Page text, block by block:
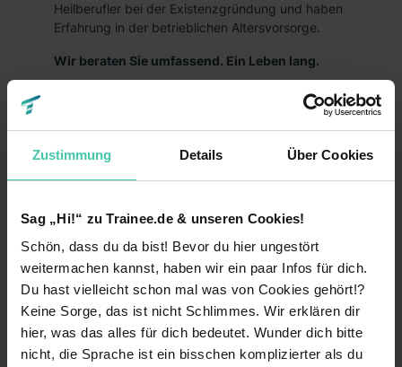
Zustimmung Details Über Cookies
Sag „Hi!“ zu Trainee.de & unseren Cookies!
Schön, dass du da bist! Bevor du hier ungestört
weitermachen kannst, haben wir ein paar Infos für dich.
Du hast vielleicht schon mal was von Cookies gehört!?
Keine Sorge, das ist nicht Schlimmes. Wir erklären dir
hier, was das alles für dich bedeutet. Wunder dich bitte
nicht, die Sprache ist ein bisschen komplizierter als du
Heilberufler bei der Existenzgründung und haben
Erfahrung in der betrieblichen Altersvorsorge.
Wir beraten Sie umfassend. Ein Leben lang.
erarbeiten, nutzen wir die Kooperation mit über
150 Produktpartnern und einer daraus
entstehenden umfangreichen Produktvielfalt. Wir
bei Veränderungen.
Vertrauen Sie auf Ihre Zukunft. Und unsere
Erfahrung.
Fakten